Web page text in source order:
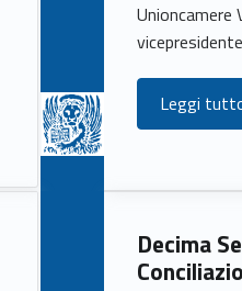
Unioncamere
Leggi
Decima